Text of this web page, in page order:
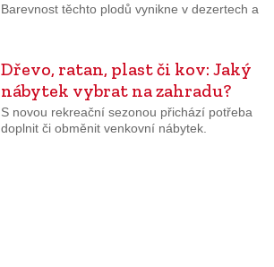
Barevnost těchto plodů vynikne v dezertech a
Dřevo, ratan, plast či kov: Jaký
nábytek vybrat na zahradu?
S novou rekreační sezonou přichází potřeba
doplnit či obměnit venkovní nábytek.